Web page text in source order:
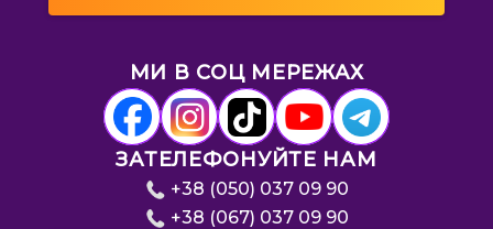
МИ В СОЦ МЕРЕЖАХ
ЗАТЕЛЕФОНУЙТЕ НАМ
+38 (050) 037 09 90
+38 (067) 037 09 90